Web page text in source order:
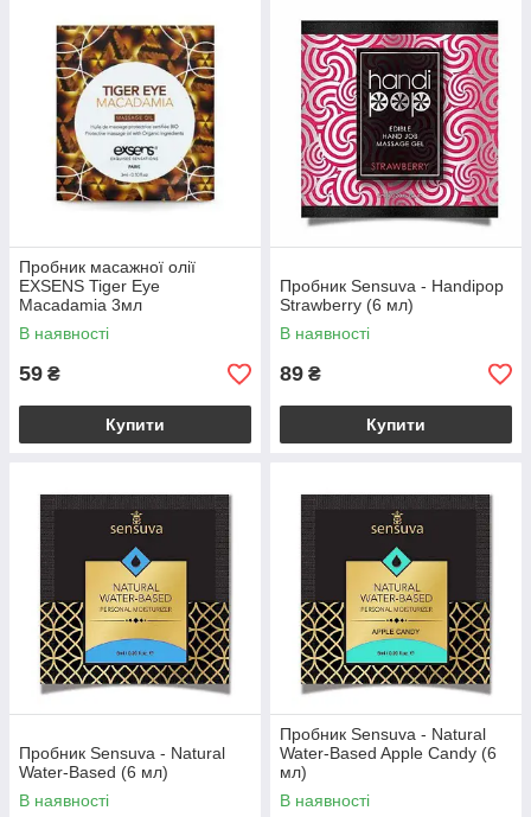
Пробник масажної олії
EXSENS Tiger Eye
Macadamia 3мл
В наявності
59 ₴
Купити
Пробник Sensuva - Handipop
Strawberry (6 мл)
В наявності
89 ₴
Купити
Пробник Sensuva - Natural
Water-Based (6 мл)
В наявності
Пробник Sensuva - Natural
Water-Based Apple Candy (6
мл)
В наявності